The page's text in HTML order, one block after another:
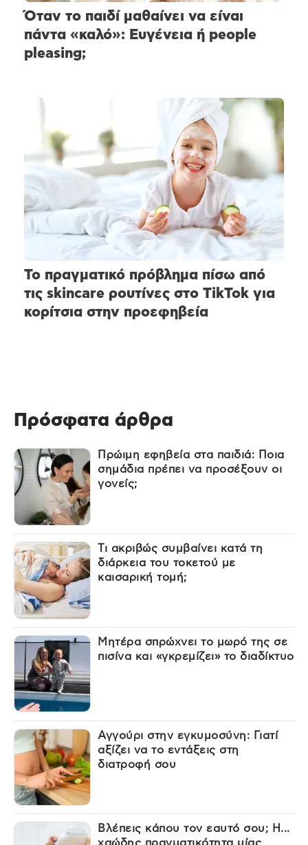
Όταν το παιδί μαθαίνει να είναι
πάντα «καλό»: Ευγένεια ή people
pleasing;
Το πραγματικό πρόβλημα πίσω από
τις skincare ρουτίνες στο TikTok για
κορίτσια στην προεφηβεία
Πρόσφατα άρθρα
Πρώιμη εφηβεία στα παιδιά: Ποια
σημάδια πρέπει να προσέξουν οι
γονείς;
Τι ακριβώς συμβαίνει κατά τη
διάρκεια του τοκετού με
καισαρική τομή;
Μητέρα σπρώχνει το μωρό της σε
πισίνα και «γκρεμίζει» το διαδίκτυο
Αγγούρι στην εγκυμοσύνη: Γιατί
αξίζει να το εντάξεις στη
διατροφή σου
Βλέπεις κάπου τον εαυτό σου; Η...